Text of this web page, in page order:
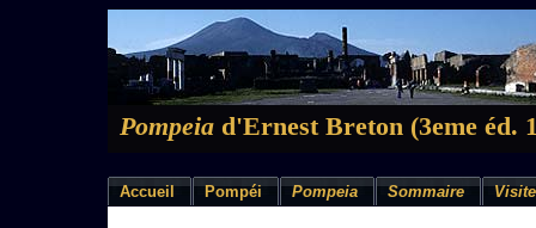
Pompeia d'Ernest Breton (3eme éd.
Accueil Pompéi Pompeia Sommaire Visite